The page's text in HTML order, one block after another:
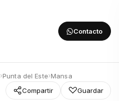
Contacto
›Punta del Este›Mansa
Compartir
Guardar